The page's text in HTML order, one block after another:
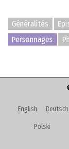
Généralités
Personnages
English Deutsch
Polski